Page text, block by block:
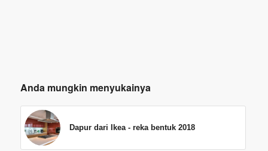
Anda mungkin menyukainya
Dapur dari Ikea - reka bentuk 2018